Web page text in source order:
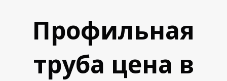
Профильная
труба цена в